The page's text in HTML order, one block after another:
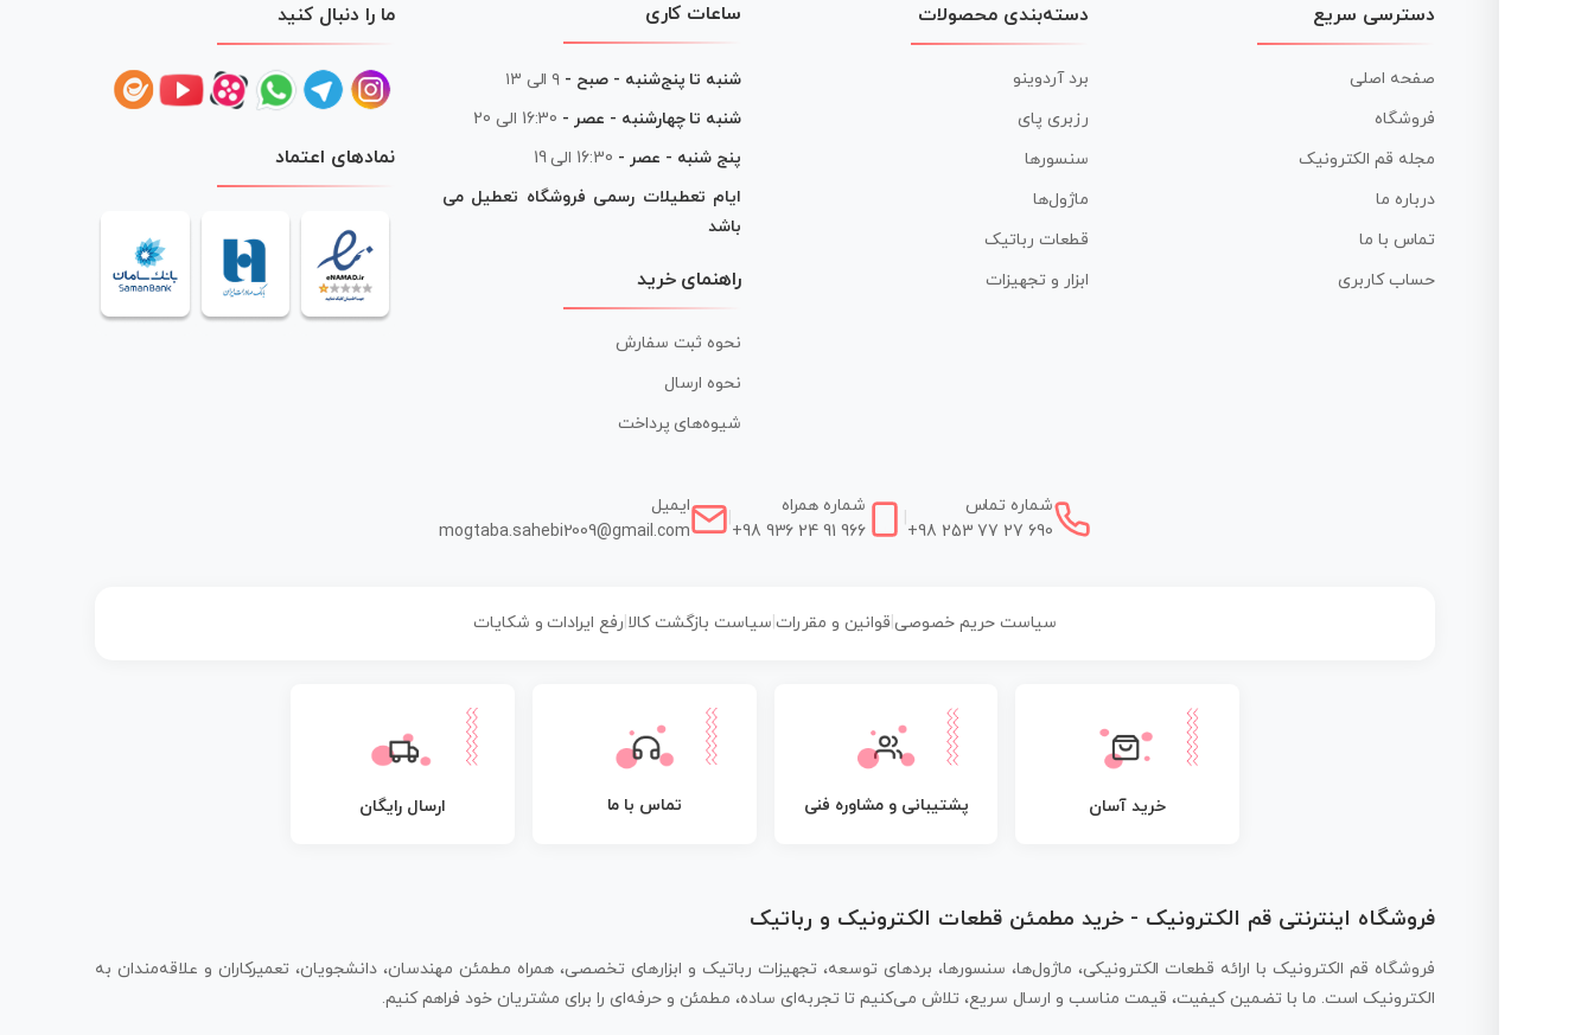
دسترسی سریع
صفحه اصلی
فروشگاه
مجله قم الکترونیک
درباره ما
تماس با ما
حساب کاربری
دسته‌بندی محصولات
برد آردوینو
رزبری پای
سنسورها
ماژول‌ها
قطعات رباتیک
ابزار و تجهیزات
ساعات کاری
شنبه تا پنج‌شنبه - صبح - ۹ الی ۱۳
شنبه تا چهارشنبه - عصر - 16:30 الی 20
پنج شنبه - عصر - 16:30 الی 19
ایام تعطیلات رسمی فروشگاه تعطیل می
باشد
راهنمای خرید
نحوه ثبت سفارش
نحوه ارسال
شیوه‌های پرداخت
ما را دنبال کنید
نمادهای اعتماد
شماره تماس
+98 253 77 27 690
شماره همراه
+98 936 24 91 966
ایمیل
mogtaba.sahebi2009@gmail.com
سیاست حریم خصوصی| قوانین و مقررات سیاست بازگشت کالا رفع ایرادات و شکایات
خرید آسان پشتیبانی و مشاوره فنی تماس با ما ارسال رایگان
فروشگاه اینترنتی قم الکترونیک - خرید مطمئن قطعات الکترونیک و رباتیک
فروشگاه قم الکترونیک با ارائه قطعات الکترونیکی، ماژول‌ها، سنسورها، بردهای توسعه، تجهیزات رباتیک و ابزارهای تخصصی، همراه مطمئن مهندسان، دانشجویان، تعمیرکاران و علاقه‌مندان به
الکترونیک است. ما با تضمین کیفیت، قیمت مناسب و ارسال سریع، تلاش می‌کنیم تا تجربه‌ای ساده، مطمئن و حرفه‌ای را برای مشتریان خود فراهم کنیم.